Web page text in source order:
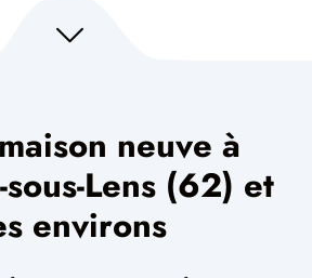
neuve à
Lens (62) et
environs